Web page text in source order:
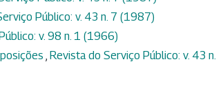
Público: v. 43 n. 7 (1987)
v. 98 n. 1 (1966)
, Revista do Serviço Público: v. 43 n.